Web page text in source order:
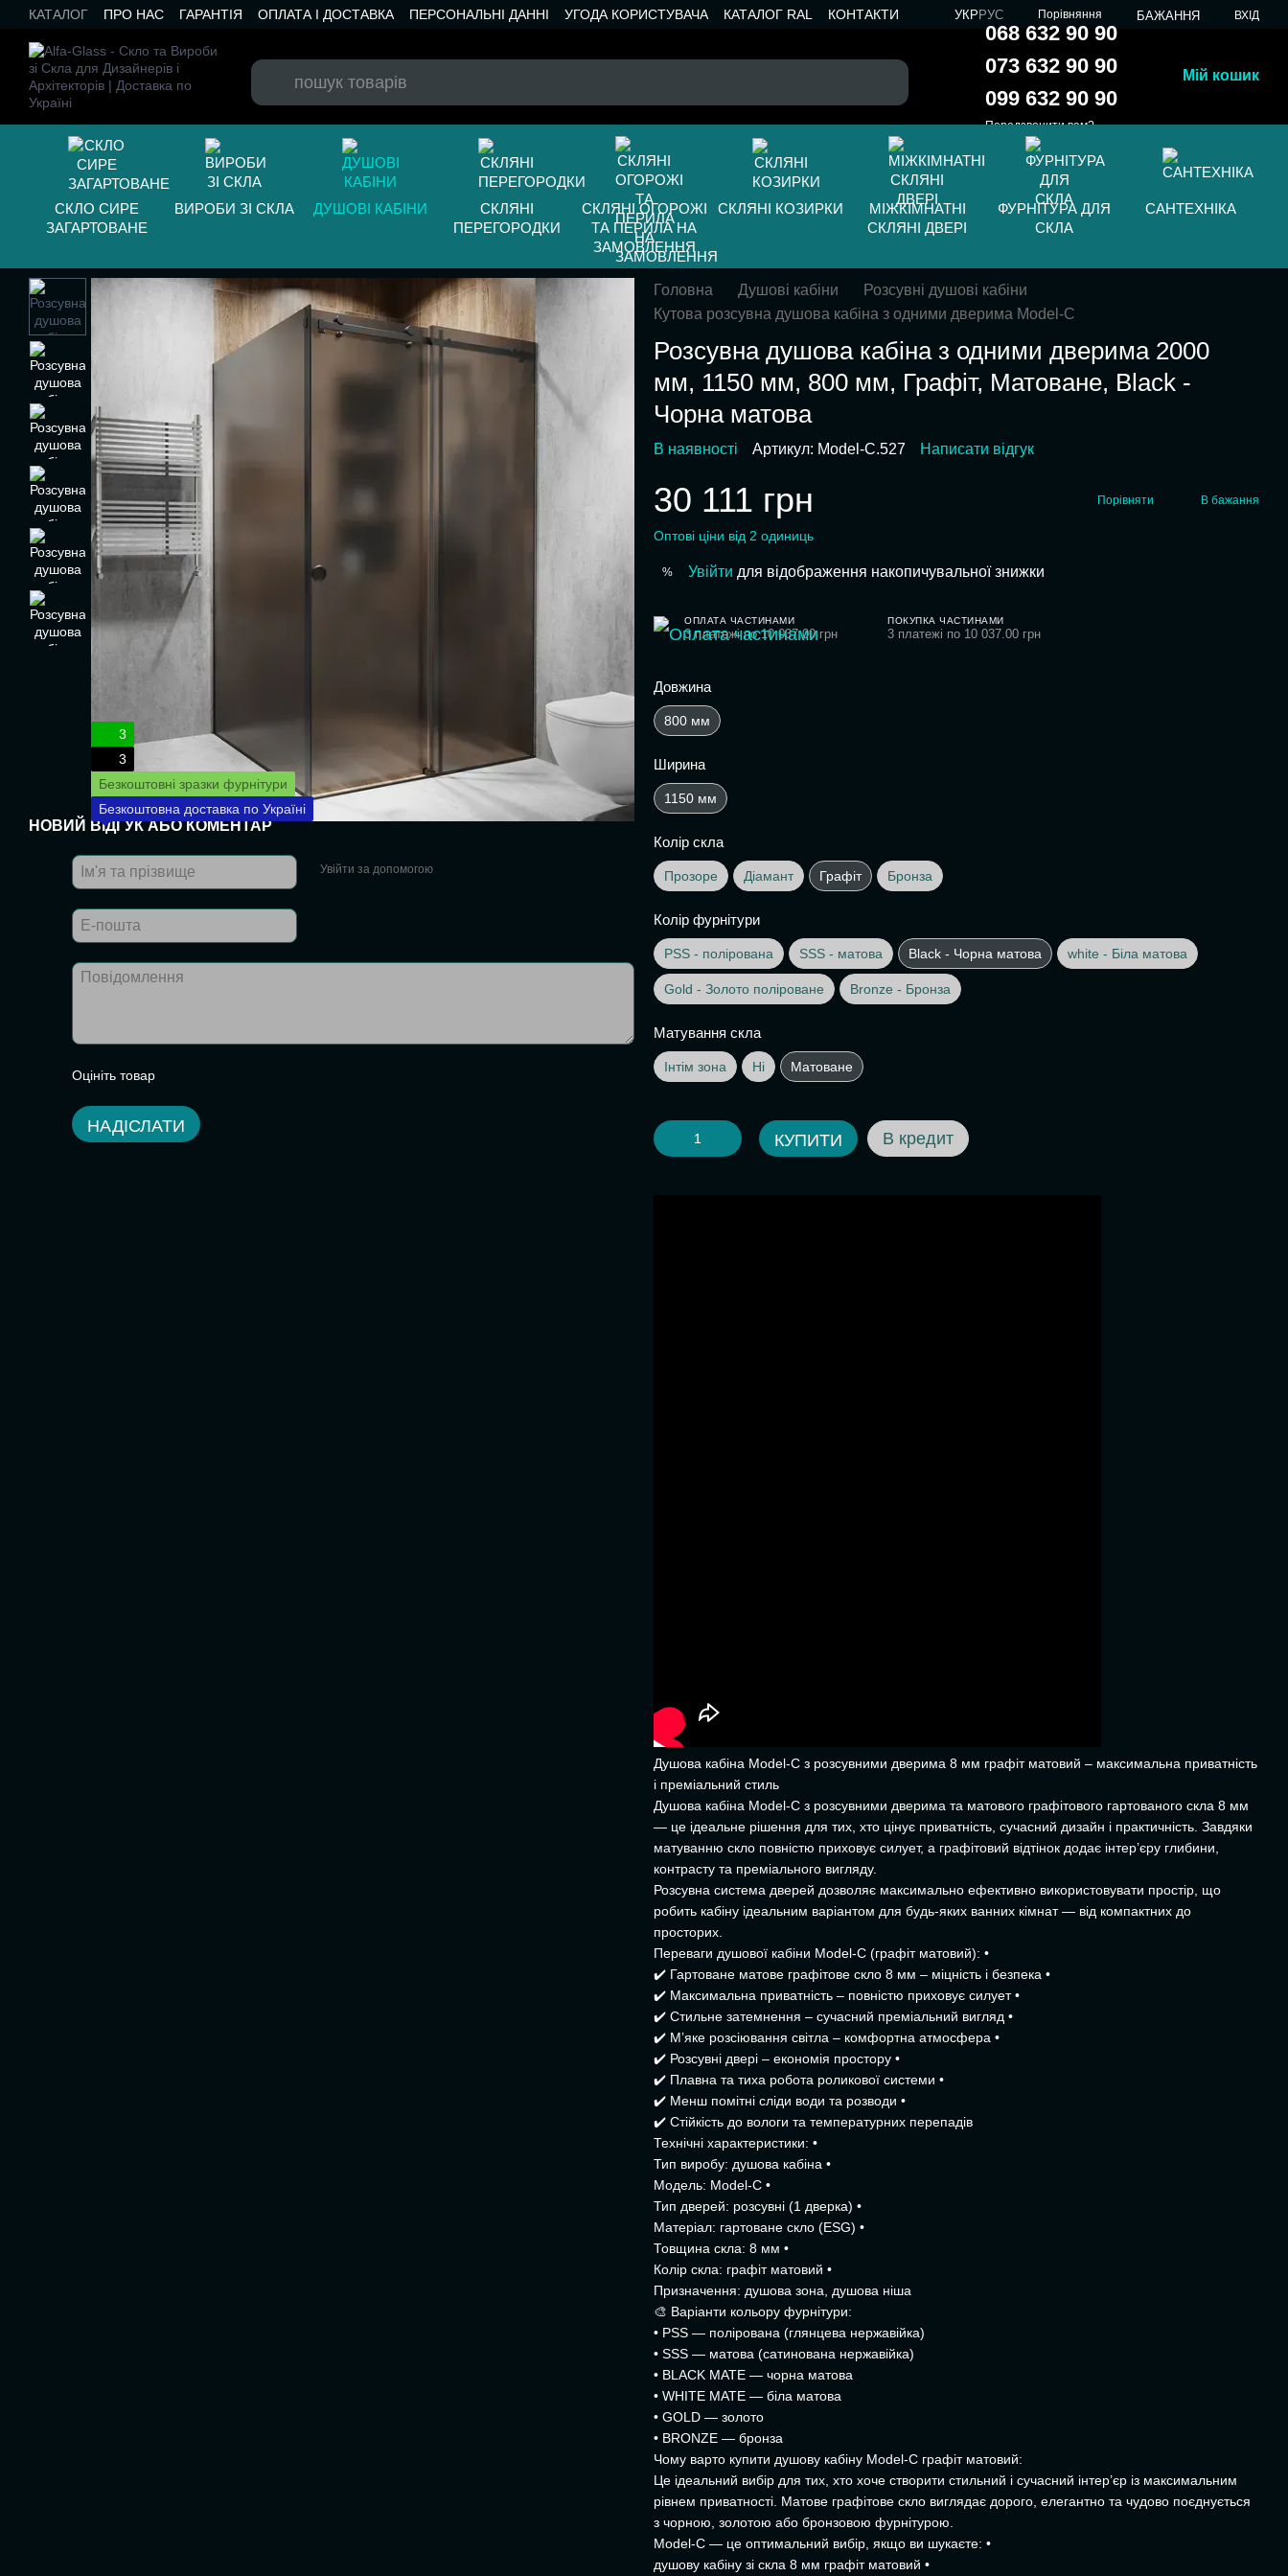
Перейти до основного контенту
КАТАЛОГ ПРО НАС ГАРАНТІЯ ОПЛАТА І ДОСТАВКА ПЕРСОНАЛЬНІ ДАННІ УГОДА КОРИСТУВАЧА КАТАЛОГ RAL
КОНТАКТИ
УКРРУС Порівняння БАЖАННЯ ВХІД
068 632 90 90
073 632 90 90
099 632 90 90
Передзвонити вам?
Мій кошик
СКЛО СИРЕ
ЗАГАРТОВАНЕ
ВИРОБИ ЗІ СКЛА ДУШОВІ КАБІНИ
СКЛЯНІ
ПЕРЕГОРОДКИ
СКЛЯНІ ОГОРОЖІ
ТА ПЕРИЛА НА
ЗАМОВЛЕННЯ
СКЛЯНІ КОЗИРКИ
МІЖКІМНАТНІ
СКЛЯНІ ДВЕРІ
ФУРНІТУРА ДЛЯ
СКЛА
САНТЕХНІКА
3
3
Безкоштовні зразки фурнітури
Безкоштовна доставка по Україні
НОВИЙ ВІДГУК АБО КОМЕНТАР
Увійти за допомогою
Оцініть товар
НАДІСЛАТИ
Головна Душові кабіни
Розсувні душові кабіни
Кутова розсувна душова кабіна з одними дверима Model-C
Розсувна душова кабіна з одними дверима 2000
мм, 1150 мм, 800 мм, Графіт, Матоване, Black -
Чорна матова
В наявності Артикул: Model-C.527 Написати відгук
30 111 грн Порівняти В бажання
Оптові ціни від 2 одиниць
% Увійти для відображення накопичувальної знижки
ОПЛАТА ЧАСТИНАМИ
3 платежі по 10 037.00 грн
ПОКУПКА ЧАСТИНАМИ
3 платежі по 10 037.00 грн
Довжина
800 мм
Ширина
1150 мм
Колір скла
Прозоре Діамант Графіт Бронза
Колір фурнітури
PSS - полірована SSS - матова Black - Чорна матова white - Біла матова
Gold - Золото поліроване Bronze - Бронза
Матування скла
Інтім зона Ні Матоване
КУПИТИ В кредит
Душова кабіна Model-C з розсувними дверима 8 мм графіт матовий – максимальна приватність
і преміальний стиль
Душова кабіна Model-C з розсувними дверима та матового графітового гартованого скла 8 мм
— це ідеальне рішення для тих, хто цінує приватність, сучасний дизайн і практичність. Завдяки
матуванню скло повністю приховує силует, а графітовий відтінок додає інтер’єру глибини,
контрасту та преміального вигляду.
Розсувна система дверей дозволяє максимально ефективно використовувати простір, що
робить кабіну ідеальним варіантом для будь-яких ванних кімнат — від компактних до
просторих.
Переваги душової кабіни Model-C (графіт матовий): •
✔️ Гартоване матове графітове скло 8 мм – міцність і безпека •
✔️ Максимальна приватність – повністю приховує силует •
✔️ Стильне затемнення – сучасний преміальний вигляд •
✔️ М’яке розсіювання світла – комфортна атмосфера •
✔️ Розсувні двері – економія простору •
✔️ Плавна та тиха робота роликової системи •
✔️ Менш помітні сліди води та розводи •
✔️ Стійкість до вологи та температурних перепадів
Технічні характеристики: •
Тип виробу: душова кабіна •
Модель: Model-C •
Тип дверей: розсувні (1 дверка) •
Матеріал: гартоване скло (ESG) •
Товщина скла: 8 мм •
Колір скла: графіт матовий •
Призначення: душова зона, душова ніша
🎨 Варіанти кольору фурнітури:
• PSS — полірована (глянцева нержавійка)
• SSS — матова (сатинована нержавійка)
• BLACK MATE — чорна матова
• WHITE MATE — біла матова
• GOLD — золото
• BRONZE — бронза
Чому варто купити душову кабіну Model-C графіт матовий:
Це ідеальний вибір для тих, хто хоче створити стильний і сучасний інтер’єр із максимальним
рівнем приватності. Матове графітове скло виглядає дорого, елегантно та чудово поєднується
з чорною, золотою або бронзовою фурнітурою.
Model-C — це оптимальний вибір, якщо ви шукаєте: •
душову кабіну зі скла 8 мм графіт матовий •